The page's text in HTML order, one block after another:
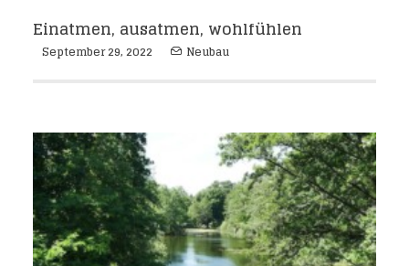
Einatmen, ausatmen, wohlfühlen
September 29, 2022 Neubau